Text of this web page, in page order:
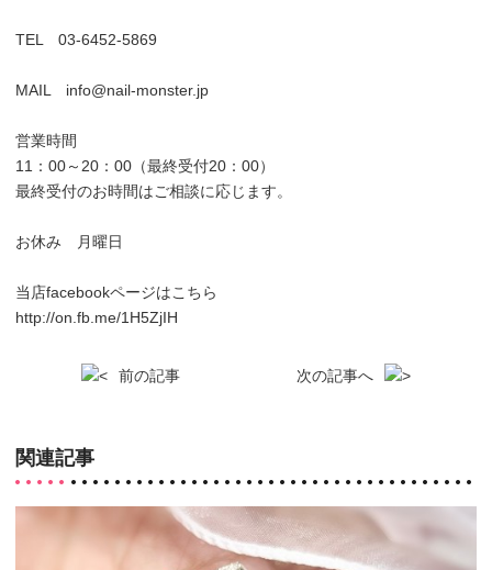
TEL 03-6452-5869
MAIL info@nail-monster.jp
営業時間
11：00～20：00（最終受付20：00）
最終受付のお時間はご相談に応じます。
お休み 月曜日
当店facebookページはこちら
http://on.fb.me/1H5ZjIH
前の記事 次の記事へ
関連記事